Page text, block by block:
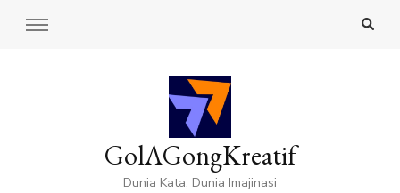
GolAGongKreatif
Dunia Kata, Dunia Imajinasi